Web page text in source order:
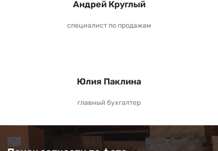
Андрей Круглый
специалист по продажам
Юлия Паклина
главный бухгалтер